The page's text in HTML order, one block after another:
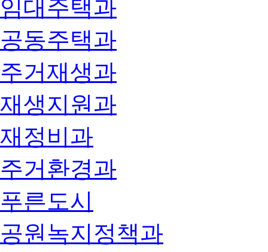
임대주택과
공동주택과
주거재생과
재생지원과
재정비과
주거환경과
푸른도시
공원녹지정책과